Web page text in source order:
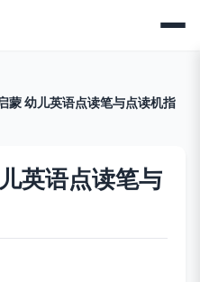
蒙 幼儿英语点读笔与点读机指
英语点读笔与